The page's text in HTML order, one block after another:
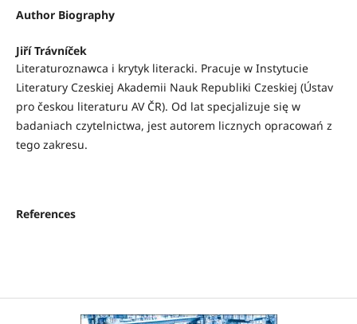
Author Biography
Jiří Trávníček
Literaturoznawca i krytyk literacki. Pracuje w Instytucie
Literatury Czeskiej Akademii Nauk Republiki Czeskiej (Ústav
pro českou literaturu AV ČR). Od lat specjalizuje się w
badaniach czytelnictwa, jest autorem licznych opracowań z
tego zakresu.
References